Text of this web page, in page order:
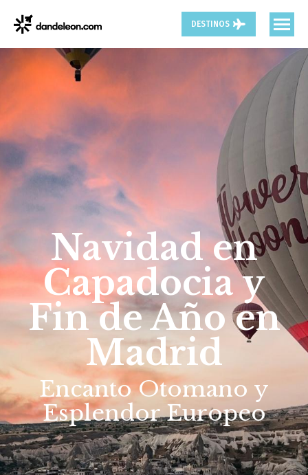
DESTINOS
Navidad en
Capadocia y
Fin de Año en
Madrid
Encanto Otomano y
Esplendor Europeo